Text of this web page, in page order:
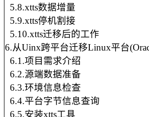
5.8.xtts数据增量
5.9.xtts停机割接
5.10.xtts迁移后的工作
6.从Uinx跨平台迁移Linux平台
6.1.项目需求介绍
6.2.源端数据准备
6.3.环境信息检查
6.4.平台字节信息查询
6.5.安装xtts工具